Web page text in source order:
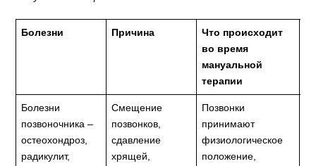
Болезни Причина
Что происходит
во время
мануальной
терапии
Болезни
позвоночника –
остеохондроз,
радикулит,
Смещение
позвонков,
сдавление
хрящей,
Позвонки
принимают
физиологическое
положение,